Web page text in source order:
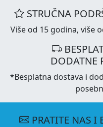
STRUČNA
Više od 15 godina, više
DODATNE
*Besplatna dostava i
PRATITE NAS I